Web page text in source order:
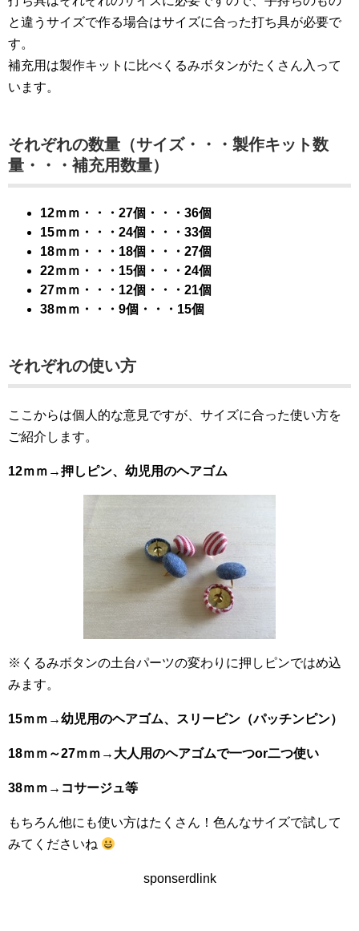
と違うサイズで作る場合はサイズに合った打ち具が必要で
す。
補充用は製作キットに比べくるみボタンがたくさん入って
います。
それぞれの数量（サイズ・・・製作キット数
量・・・補充用数量）
12ｍｍ・・・27個・・・36個
15ｍｍ・・・24個・・・33個
18ｍｍ・・・18個・・・27個
22ｍｍ・・・15個・・・24個
27ｍｍ・・・12個・・・21個
38ｍｍ・・・9個・・・15個
それぞれの使い方
ここからは個人的な意見ですが、サイズに合った使い方を
ご紹介します。
12ｍｍ→押しピン、幼児用のヘアゴム
※くるみボタンの土台パーツの変わりに押しピンではめ込
みます。
15ｍｍ→幼児用のヘアゴム、スリーピン（パッチンピン）
18ｍｍ～27ｍｍ→大人用のヘアゴムで一つor二つ使い
38ｍｍ→コサージュ等
もちろん他にも使い方はたくさん！色んなサイズで試して
みてくださいね
sponserdlink